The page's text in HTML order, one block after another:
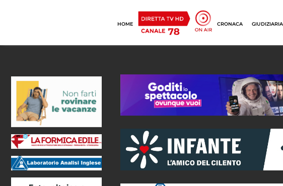
HOME CRONACA GIUDIZIARIA